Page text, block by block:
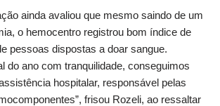
ainda avaliou que mesmo saindo de um
o hemocentro registrou bom índice de
pessoas dispostas a doar sangue.
do ano com tranquilidade, conseguimos
hospitalar, responsável pelas
frisou Rozeli, ao ressaltar